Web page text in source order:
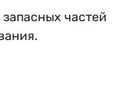
частей